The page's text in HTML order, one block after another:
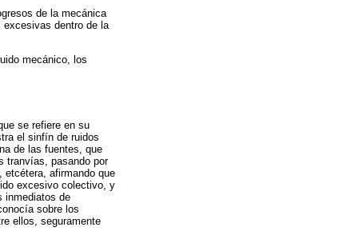
de la mecánica
excesivas dentro de la
mecánico, los
se refiere en su
el sinfín de ruidos
de las fuentes, que
tranvías, pasando por
afirmando que
excesivo colectivo, y
inmediatos de
sobre los
ellos, seguramente